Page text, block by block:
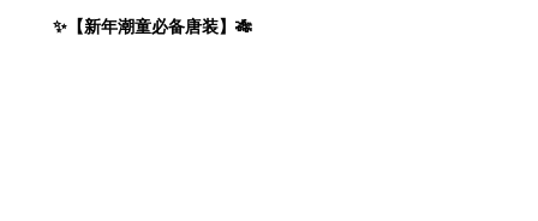
✨【新年潮童必备唐装】🎋